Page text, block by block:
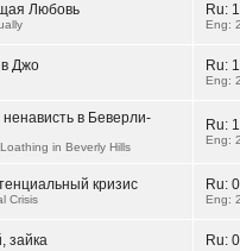
Любовь Ru:
Eng:
Джо Ru:
Eng:
в Беверли-
in Beverly Hills
Ru:
Eng:
кризис
Crisis
Ru:
Eng:
зайка Ru: